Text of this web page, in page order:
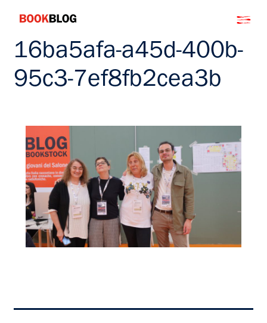
contenuto
Bookblog
16ba5afa-a45d-400b-
95c3-7ef8fb2cea3b